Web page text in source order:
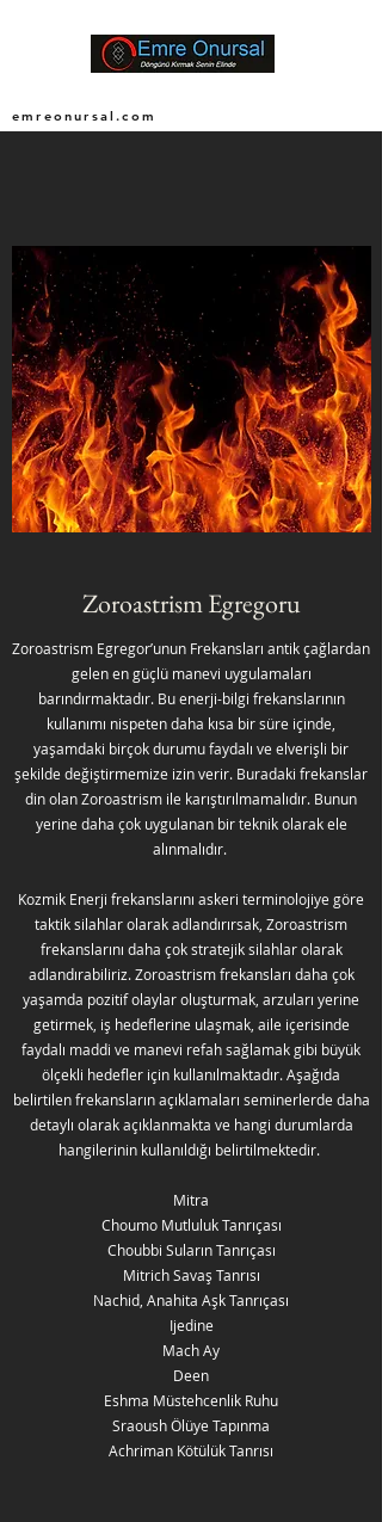
emreonursal.com
Zoroastrism Egregoru
Zoroastrism Egregor’unun Frekansları antik çağlardan
gelen en güçlü manevi uygulamaları
barındırmaktadır. Bu enerji-bilgi frekanslarının
kullanımı nispeten daha kısa bir süre içinde,
yaşamdaki birçok durumu faydalı ve elverişli bir
şekilde değiştirmemize izin verir. Buradaki frekanslar
din olan Zoroastrism ile karıştırılmamalıdır. Bunun
yerine daha çok uygulanan bir teknik olarak ele
alınmalıdır.
Kozmik Enerji frekanslarını askeri terminolojiye göre
taktik silahlar olarak adlandırırsak, Zoroastrism
frekanslarını daha çok stratejik silahlar olarak
adlandırabiliriz. Zoroastrism frekansları daha çok
yaşamda pozitif olaylar oluşturmak, arzuları yerine
getirmek, iş hedeflerine ulaşmak, aile içerisinde
faydalı maddi ve manevi refah sağlamak gibi büyük
ölçekli hedefler için kullanılmaktadır. Aşağıda
belirtilen frekansların açıklamaları seminerlerde daha
detaylı olarak açıklanmakta ve hangi durumlarda
hangilerinin kullanıldığı belirtilmektedir.
Mitra
Choumo Mutluluk Tanrıçası
Choubbi Suların Tanrıçası
Mitrich Savaş Tanrısı
Nachid, Anahita Aşk Tanrıçası
Ijedine
Mach Ay
Deen
Eshma Müstehcenlik Ruhu
Sraoush Ölüye Tapınma
Achriman Kötülük Tanrısı